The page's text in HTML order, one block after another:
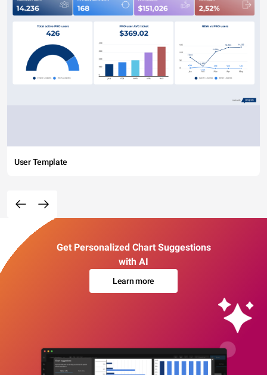
User Template
Get Personalized Chart Suggestions
with AI
Learn more